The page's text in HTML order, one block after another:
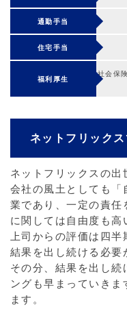
通勤手当
住宅手当
福利厚生
社会保
ネットフリック
ネットフリックスの出
会社の風土としても「
業であり、一定の責任
に関しては自由度も高
上司からの評価は四
結果を出し続ける必要
その分、結果を出し続
ングも早まっていき
ます。